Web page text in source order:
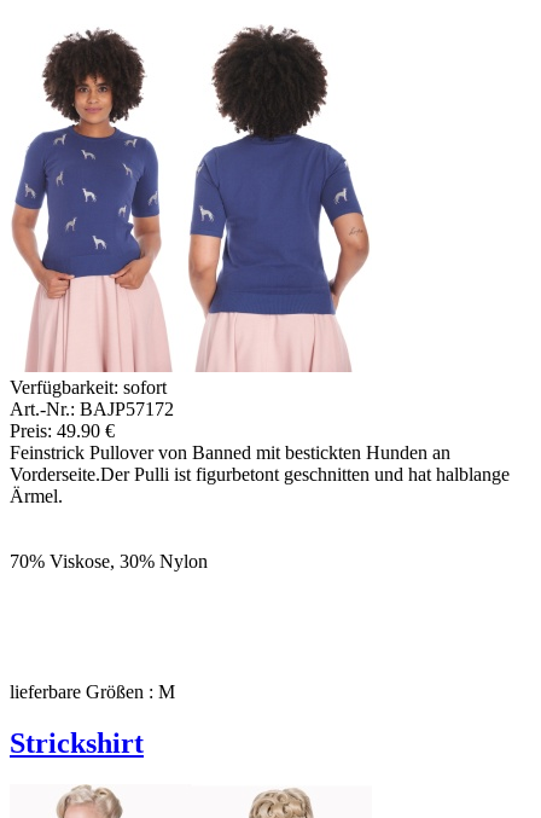
Verfügbarkeit: sofort
Art.-Nr.: BAJP57172
Preis: 49.90 €
Feinstrick Pullover von Banned mit bestickten Hunden an
Vorderseite.Der Pulli ist figurbetont geschnitten und hat halblange
Ärmel.
70% Viskose, 30% Nylon
lieferbare Größen : M
Strickshirt